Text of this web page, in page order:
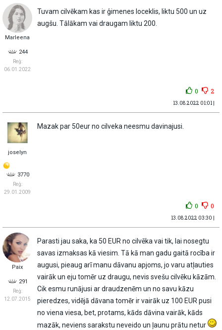
Marleena
244
Reģ:
06.01.2022
Tuvam cilvēkam kas ir ģimenes loceklis, liktu 500 un uz
augšu. Tālākam vai draugam liktu 200.
0 2
13.08.2022 01:01 |
joselyn
3770
Reģ:
29.01.2009
Mazak par 50eur no cilveka neesmu davinajusi.
0 0
13.08.2022 03:30 |
Paix
291
Reģ:
12.07.2015
Parasti jau saka, ka 50 EUR no cilvēka vai tik, lai nosegtu
savas izmaksas kā viesim. Tā kā man gadu gaitā rocība ir
augusi, pieaug arī manu dāvanu apjoms, jo varu atļauties
vairāk un eju tomēr uz draugu, nevis svešu cilvēku kāzām.
Cik esmu runājusi ar draudzenēm un no savu kāzu
pieredzes, vidējā dāvana tomēr ir vairāk uz 100 EUR pusi
no viena viesa, bet, protams, kāds dāvina vairāk, kāds
mazāk, neviens sarakstu neveido un ļaunu prātu netur